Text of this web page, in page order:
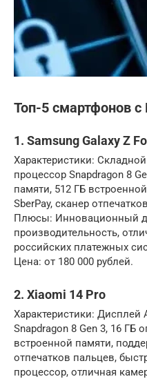
Топ-5 смартфонов с
1. Samsung Galaxy Z
Характеристики:
процессор Snapdragon 8
памяти, 512 ГБ
SberPay, сканер
Плюсы: Инновационный
производительность,
российских платежных
Цена: от 180 000 рублей.
2. Xiaomi 14 Pro
Характеристики: Дисплей
Snapdragon 8 Gen 3, 16 ГБ
встроенной памяти,
отпечатков пальцев,
процессор, отличная